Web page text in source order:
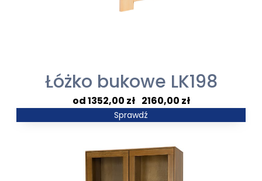
Łóżko bukowe LK198
1352,00 zł– 2160,00 zł
Zakres
2160,00 zł
Sprawdź